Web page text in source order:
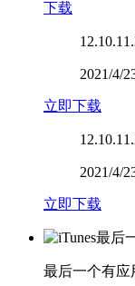
下载
2021/4/
立即下载
2021/4/
立即下载
最后一个有应